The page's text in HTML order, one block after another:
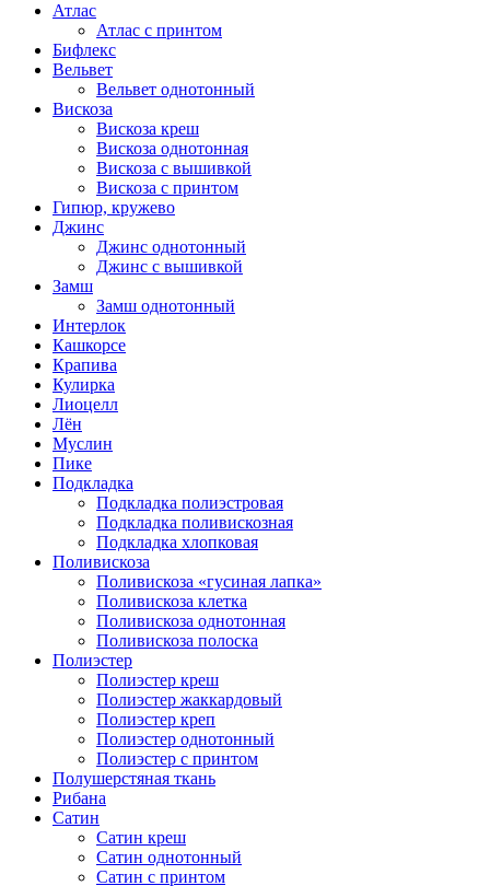
Атлас
Атлас с принтом
Бифлекс
Вельвет
Вельвет однотонный
Вискоза
Вискоза креш
Вискоза однотонная
Вискоза с вышивкой
Вискоза с принтом
Гипюр, кружево
Джинс
Джинс однотонный
Джинс с вышивкой
Замш
Замш однотонный
Интерлок
Кашкорсе
Крапива
Кулирка
Лиоцелл
Лён
Муслин
Пике
Подкладка
Подкладка полиэстровая
Подкладка поливискозная
Подкладка хлопковая
Поливискоза
Поливискоза «гусиная лапка»
Поливискоза клетка
Поливискоза однотонная
Поливискоза полоска
Полиэстер
Полиэстeр креш
Полиэстер жаккардовый
Полиэстер креп
Полиэстер однотонный
Полиэстер с принтом
Полушерстяная ткань
Рибана
Сатин
Сатин креш
Сатин однотонный
Сатин с принтом